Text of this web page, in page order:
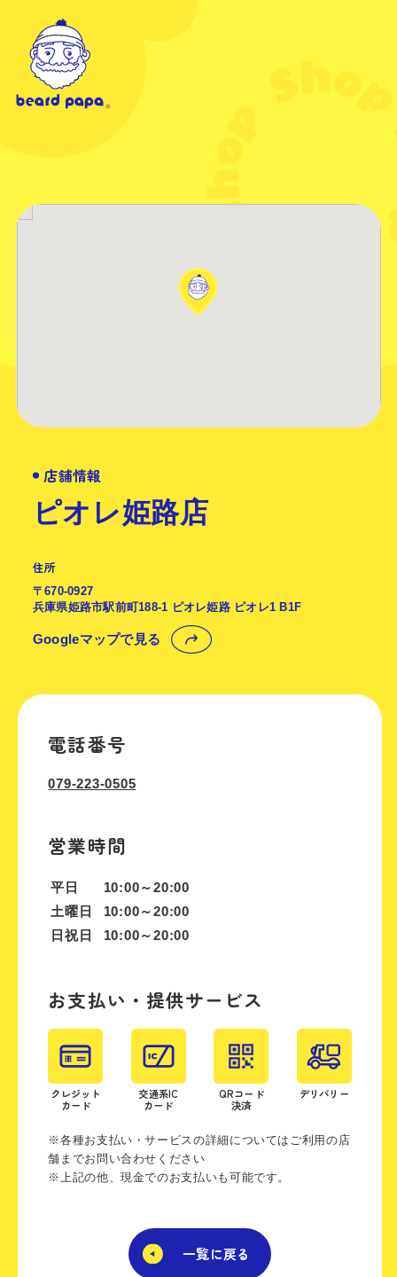
店舗情報
ピオレ姫路店
住所
〒670-0927
兵庫県姫路市駅前町188-1 ピオレ姫路 ピオレ1 B1F
Googleマップで見る
電話番号
079-223-0505
営業時間
平日
10:00～20:00
土曜日
10:00～20:00
日祝日
10:00～20:00
お支払い・提供サービス
クレジット
カード
交通系IC
カード
QRコード
決済
デリバリー
※各種お支払い・サービスの詳細についてはご利用の店
舗までお問い合わせください
※上記の他、現金でのお支払いも可能です。
一覧に戻る